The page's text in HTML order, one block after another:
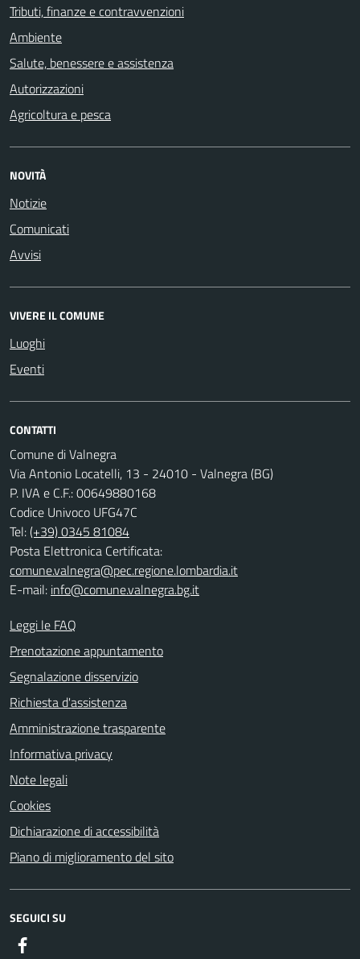
Tributi, finanze e contravvenzioni
Ambiente
Salute, benessere e assistenza
Autorizzazioni
Agricoltura e pesca
NOVITÀ
Notizie
Comunicati
Avvisi
VIVERE IL COMUNE
Luoghi
Eventi
CONTATTI
Comune di Valnegra
Via Antonio Locatelli, 13 - 24010 - Valnegra (BG)
P. IVA e C.F.: 00649880168
Codice Univoco UFG47C
Tel:(+39) 0345 81084
Posta Elettronica Certificata:
comune.valnegra@pec.regione.lombardia.it
E-mail: info@comune.valnegra.bg.it
Leggi le FAQ
Prenotazione appuntamento
Segnalazione disservizio
Richiesta d'assistenza
Amministrazione trasparente
Informativa privacy
Note legali
Cookies
Dichiarazione di accessibilità
Piano di miglioramento del sito
SEGUICI SU